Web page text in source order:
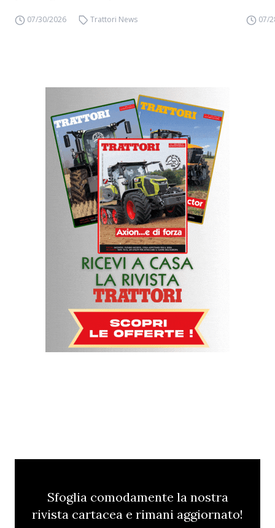
07/30/2026 Trattori News 07/
Sfoglia comodamente la nostra
rivista cartacea e rimani aggiornato!